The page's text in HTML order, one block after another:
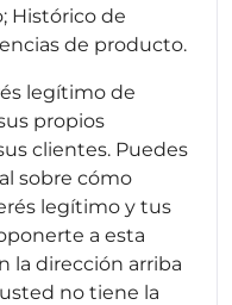
Histórico de
de producto.
legítimo de
propios
clientes. Puedes
sobre cómo
legítimo y tus
a esta
la dirección arriba
no tiene la